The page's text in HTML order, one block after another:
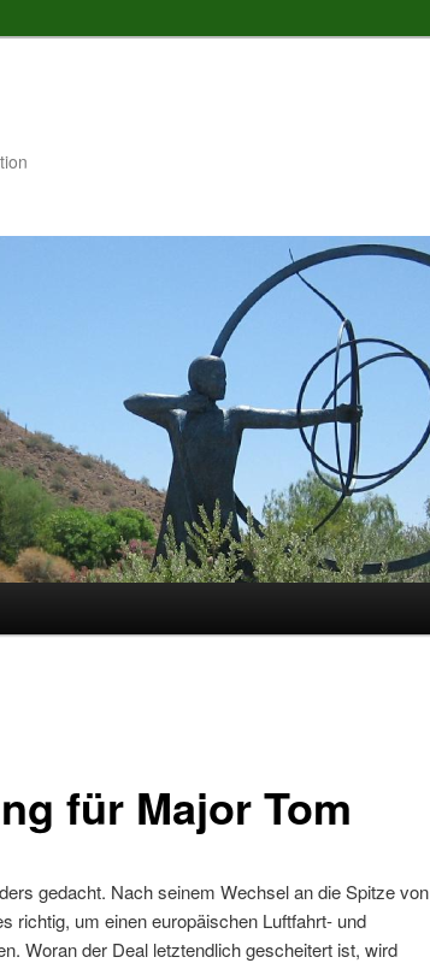
für Major Tom
gedacht. Nach seinem Wechsel an die Spitze von
richtig, um einen europäischen Luftfahrt- und
Woran der Deal letztendlich gescheitert ist, wird